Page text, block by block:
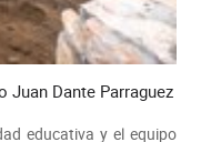
Juan Dante Parraguez
educativa y el equipo